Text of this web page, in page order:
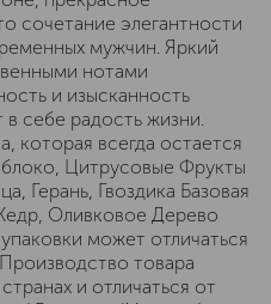
сочетание элегантности
мужчин. Яркий
нотами
и изысканность
себе радость жизни.
которая всегда остается
Цитрусовые Фрукты
Герань, Гвоздика Базовая
Оливковое Дерево
может отличаться
товара
и отличаться от